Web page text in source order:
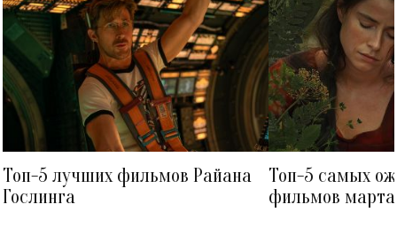
Топ-5 лучших фильмов Райана
Гослинга
Топ-5 самых
фильмов